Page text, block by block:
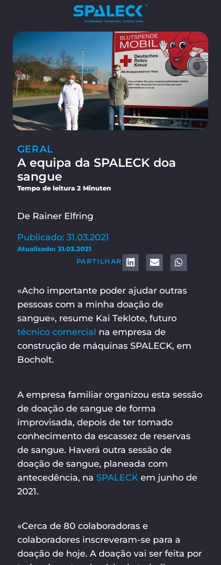
GERAL
A equipa da SPALECK doa
sangue
Tempo de leitura 2 Minuten
De Rainer Elfring
Publicado: 31.03.2021
Atualizado: 31.03.2021
PARTILHAR
«Acho importante poder ajudar outras
pessoas com a minha doação de
sangue», resume Kai Teklote, futuro
técnico comercial na empresa de
construção de máquinas SPALECK, em
Bocholt.
A empresa familiar organizou esta sessão
de doação de sangue de forma
improvisada, depois de ter tomado
conhecimento da escassez de reservas
de sangue. Haverá outra sessão de
doação de sangue, planeada com
antecedência, na SPALECKem junho de
2021.
«Cerca de 80 colaboradoras e
colaboradores inscreveram-se para a
doação de hoje. A doação vai ser feita por